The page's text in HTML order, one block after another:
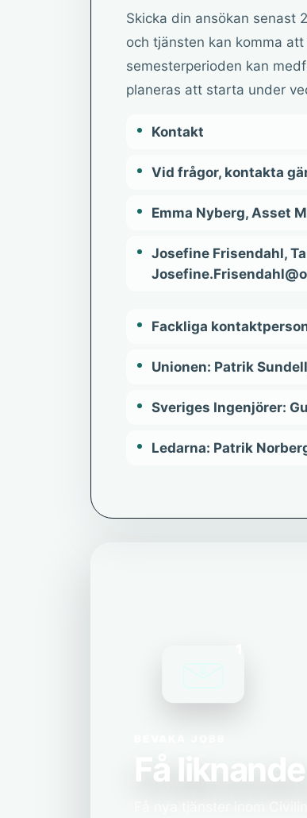
Skicka din ansökan senast
och tjänsten kan komma
semesterperioden kan
planeras att starta under
Kontakt
Vid frågor, kontakta
Emma Nyberg, Asset
Josefine Frisendahl,
Fackliga
Unionen: Patrik
Sveriges Ingenjörer:
Ledarna: Patrik
Få